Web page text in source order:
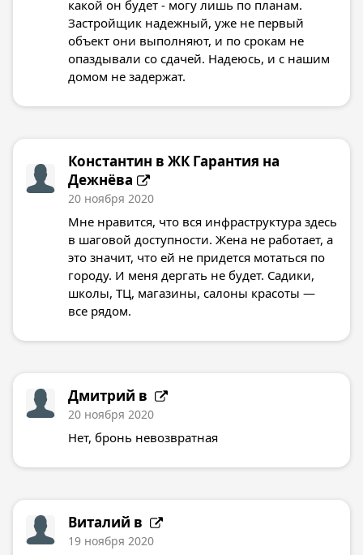
какой он будет - могу лишь по планам.
Застройщик надежный, уже не первый
объект они выполняют, и по срокам не
опаздывали со сдачей. Надеюсь, и с нашим
домом не задержат.
Константин в ЖК Гарантия на
Дежнёва
20 ноября 2020
Мне нравится, что вся инфраструктура здесь
в шаговой доступности. Жена не работает, а
это значит, что ей не придется мотаться по
городу. И меня дергать не будет. Садики,
школы, ТЦ, магазины, салоны красоты —
все рядом.
Дмитрий в
20 ноября 2020
Нет, бронь невозвратная
Виталий в
19 ноября 2020